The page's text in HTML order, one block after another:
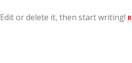
or delete it, then start writing!